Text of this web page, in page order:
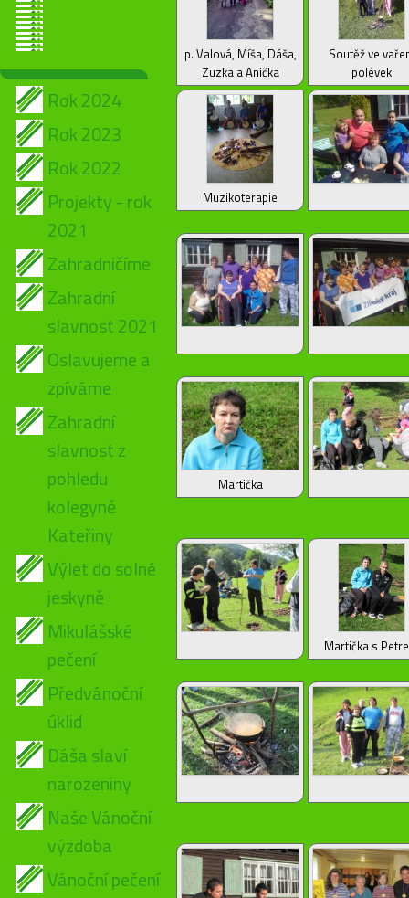
Rok 2024
Rok 2023
Rok 2022
Projekty - rok
2021
Zahradničíme
Zahradní
slavnost 2021
Oslavujeme a
zpíváme
Zahradní
slavnost z
pohledu
kolegyně
Kateřiny
Výlet do solné
jeskyně
Mikulášské
pečení
Předvánoční
úklid
Dáša slaví
narozeniny
Naše Vánoční
výzdoba
Vánoční pečení
p. Valová, Míša, Dáša,
Zuzka a Anička
Soutěž ve
polévek
Muzikoterapie
Martička
Martička s